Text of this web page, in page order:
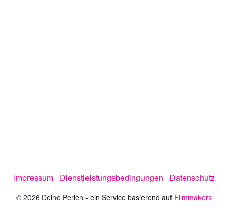
s
p
Impressum Dienstleistungsbedingungen Datenschutz
© 2026 Deine Perlen - ein Service basierend auf Filmmakers